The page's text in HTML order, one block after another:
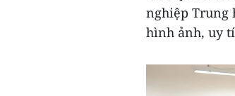
nghiệp Trung
hình ảnh, uy